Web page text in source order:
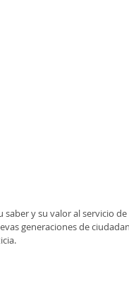
saber y su valor al servicio
generaciones de